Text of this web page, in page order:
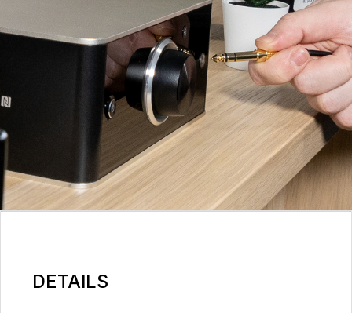
DETAILS